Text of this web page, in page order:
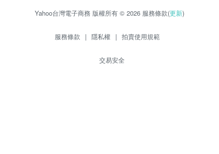
Yahoo台灣電子商務 版權所有 © 2026 服務條款(更新)
服務條款 | 隱私權 | 拍賣使用規範
交易安全